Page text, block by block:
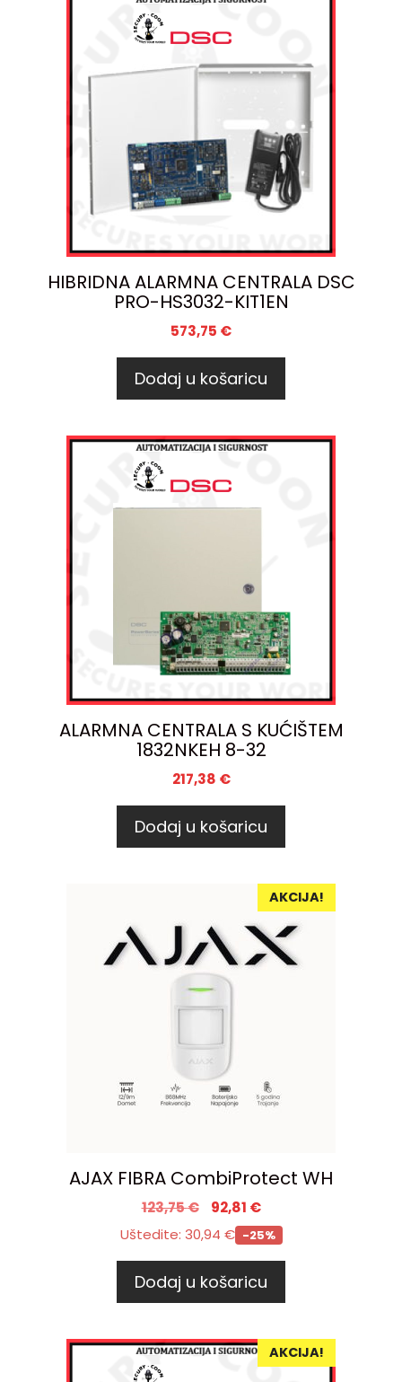
HIBRIDNA ALARMNA CENTRALA DSC
PRO-HS3032-KIT1EN
573,75 €
Dodaj u košaricu
ALARMNA CENTRALA S KUĆIŠTEM
1832NKEH 8-32
217,38 €
Dodaj u košaricu
AKCIJA!
AJAX FIBRA CombiProtect WH
123,75€ 92,81 €
Uštedite: 30,94 € -25%
Dodaj u košaricu
AKCIJA!